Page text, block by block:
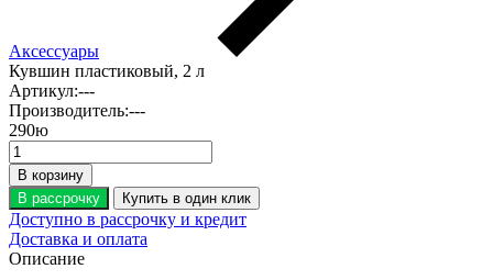
Аксессуары
Кувшин пластиковый, 2 л
Артикул:---
Производитель:---
290ю
В корзину
В рассрочку
Купить в один клик
Доступно в рассрочку и кредит
Доставка и оплата
Описание